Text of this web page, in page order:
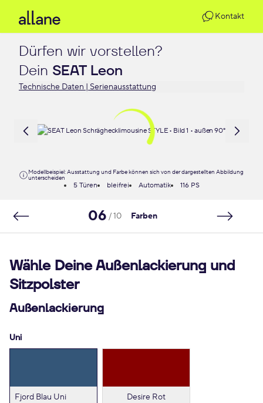
Kontakt
Dürfen wir vorstellen?
Dein SEAT Leon
Technische Daten | Serienausstattung
Modellbeispiel: Ausstattung und Farbe können sich von der dargestellten Abbildung
unterscheiden
5 Türen bleifrei Automatik 116 PS
06 / 10 Farben
Wähle Deine Außenlackierung und
Sitzpolster
Außenlackierung
Uni
Fjord Blau Uni
Desire Rot